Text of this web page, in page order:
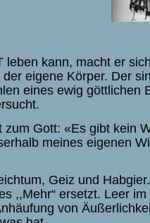
kann, macht er
eigene Körper. Der
eines ewig göttlichen
Gott: «Es gibt kein
meines eigenen
Geiz und
,,Mehr“ ersetzt. Leer
von